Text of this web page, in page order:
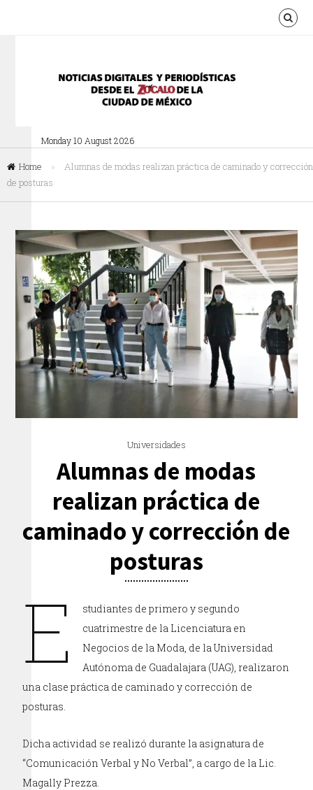
Monday 10 August 2026
Home »
Alumnas de modas realizan práctica de caminado y corrección
de posturas
Universidades
Alumnas de modas
realizan práctica de
caminado y corrección de
posturas
E
studiantes de primero y segundo
cuatrimestre de la Licenciatura en
Negocios de la Moda, de la Universidad
Autónoma de Guadalajara (UAG), realizaron
una clase práctica de caminado y corrección de
posturas.
Dicha actividad se realizó durante la asignatura de
“Comunicación Verbal y No Verbal”, a cargo de la Lic.
Magally Prezza.